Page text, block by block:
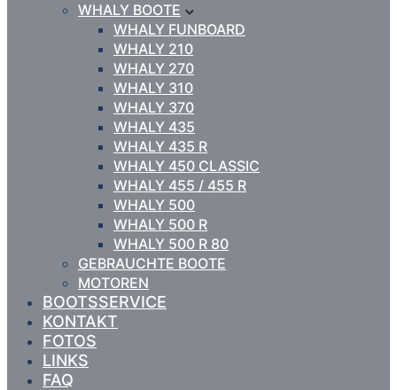
WHALY BOOTE
WHALY FUNBOARD
WHALY 210
WHALY 270
WHALY 310
WHALY 370
WHALY 435
WHALY 435 R
WHALY 450 CLASSIC
WHALY 455 / 455 R
WHALY 500
WHALY 500 R
WHALY 500 R 80
GEBRAUCHTE BOOTE
MOTOREN
BOOTSSERVICE
KONTAKT
FOTOS
LINKS
FAQ